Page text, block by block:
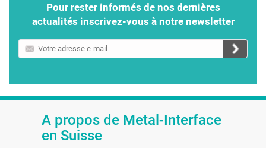
Pour rester informés de nos dernières
actualités inscrivez-vous à notre newsletter
Votre
adresse
A propos de Metal-Interface
en Suisse